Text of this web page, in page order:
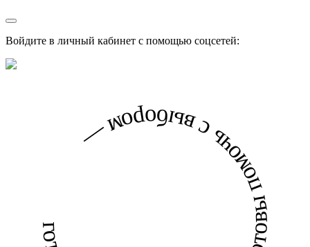
Войдите в личный кабинет с помощью соцсетей: